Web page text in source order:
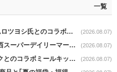
一覧
ハンズnews｜創業50周年記念･ムロツヨシ氏とのコラボ企画｢ムロハンズ｣開催 (2026.08.07)
関西フードマーケットnews｜関西スーパーデイリーマート蒲生店8/7改装 (2026.08.07)
オイシックスnews｜スノーピークとのコラボミールキット8/13発売 (2026.08.07)